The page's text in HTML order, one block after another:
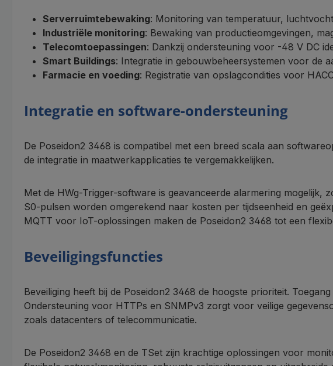
Serverruimtebewaking: Monitoring van temperatuur,
Industriële monitoring: Bewaking van productieomgevingen,
Telecomtoepassingen: Dankzij ondersteuning voor -48 V DC
Smart Buildings: Integratie in gebouwbeheersystemen voor de
Farmacie en voeding: Registratie van opslagcondities voor
Integratie en software-ondersteuning
De Poseidon2 3468 is compatibel met een breed scala aan
de integratie in maatwerkapplicaties te vergemakkelijken.
Met de HWg-Trigger-software is geavanceerde alarmering
S0-pulsen worden omgerekend naar kosten per tijdseenheid en
MQTT voor IoT-oplossingen maken de Poseidon2 3468 tot een
Beveiligingsfuncties
Beveiliging heeft bij de Poseidon2 3468 de hoogste prioriteit.
Ondersteuning voor HTTPs en SNMPv3 zorgt voor veilige
zoals datacenters of telecommunicatie.
De Poseidon2 3468 en de TSet zijn krachtige oplossingen voor